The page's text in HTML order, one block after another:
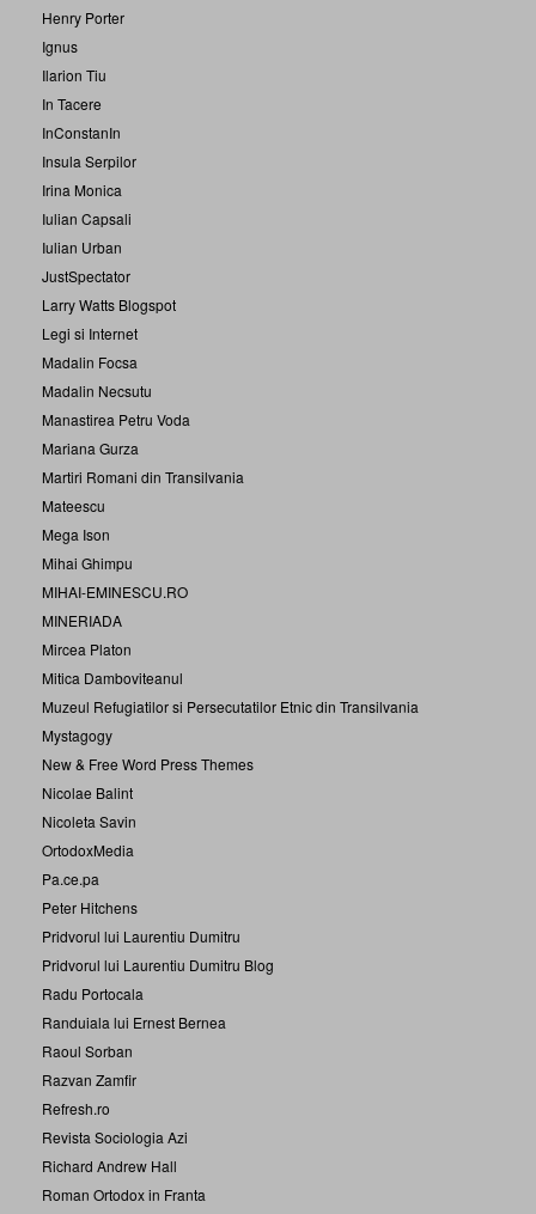
Henry Porter
Ignus
Ilarion Tiu
In Tacere
InConstanIn
Insula Serpilor
Irina Monica
Iulian Capsali
Iulian Urban
JustSpectator
Larry Watts Blogspot
Legi si Internet
Madalin Focsa
Madalin Necsutu
Manastirea Petru Voda
Mariana Gurza
Martiri Romani din Transilvania
Mateescu
Mega Ison
Mihai Ghimpu
MIHAI-EMINESCU.RO
MINERIADA
Mircea Platon
Mitica Damboviteanul
Muzeul Refugiatilor si Persecutatilor Etnic din Transilvania
Mystagogy
New & Free Word Press Themes
Nicolae Balint
Nicoleta Savin
OrtodoxMedia
Pa.ce.pa
Peter Hitchens
Pridvorul lui Laurentiu Dumitru
Pridvorul lui Laurentiu Dumitru Blog
Radu Portocala
Randuiala lui Ernest Bernea
Raoul Sorban
Razvan Zamfir
Refresh.ro
Revista Sociologia Azi
Richard Andrew Hall
Roman Ortodox in Franta